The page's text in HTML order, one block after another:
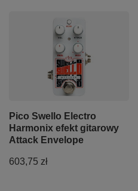
Pico Swello Electro
Harmonix efekt gitarowy
Attack Envelope
603,75 zł